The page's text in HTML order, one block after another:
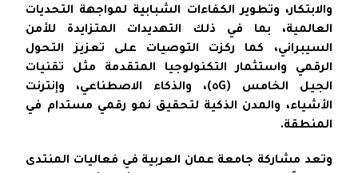
والابتكار، وتطوير الكفاءات الشبابية لمواجهة التحديات
العالمية، بما في ذلك التهديدات المتزايدة للأمن
السيبراني، كما ركزت التوصيات على تعزيز التحول
الرقمي واستثمار التكنولوجيا المتقدمة مثل تقنيات
الجيل الخامس (٥G)، والذكاء الاصطناعي، وإنترنت
الأشياء، والمدن الذكية لتحقيق نمو رقمي مستدام في
المنطقة.
وتعد مشاركة جامعة عمان العربية في فعاليات المنتدى